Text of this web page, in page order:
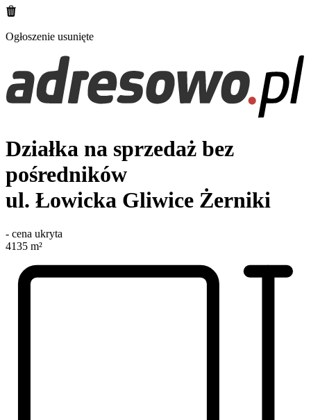
Ogłoszenie usunięte
Działka na sprzedaż bez
pośredników
ul. Łowicka Gliwice Żerniki
- cena ukryta
4135 m²